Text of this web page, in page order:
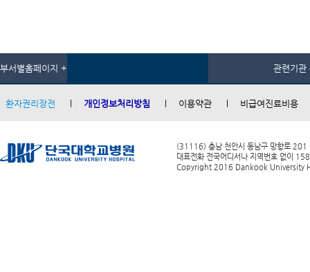
부서별홈페이지 + 관련기관
환자권리장전 개인정보처리방침 이용약관 비급여진료비용
(31116) 충남 천안시 동남구 망향로 201
대표전화 전국어디서나 지역번호 없이
Copyright 2016 Dankook University